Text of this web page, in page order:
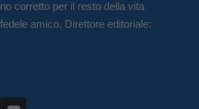
corretto per il resto della vita
amico. Direttore editoriale: